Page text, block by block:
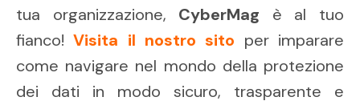
tua organizzazione, CyberMag è al tuo
fianco! Visita il nostro sito per imparare
come navigare nel mondo della protezione
dei dati in modo sicuro, trasparente e